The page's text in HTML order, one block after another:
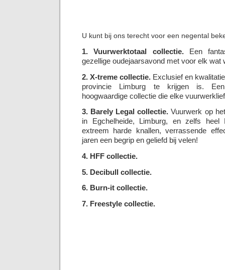
U kunt bij ons terecht voor een negental
1. Vuurwerktotaal collectie.Een
gezellige oudejaarsavond met voor elk wat
2. X-treme collectie. Exclusief en
provincie Limburg te krijgen is.
hoogwaardige collectie die elke
3. Barely Legal collectie. Vuurwerk op
in Egchelheide, Limburg, en zelfs heel
extreem harde knallen, verrassende
jaren een begrip en geliefd bij velen!
4. HFF collectie.
5. Decibull collectie.
6. Burn-it collectie.
7. Freestyle collectie.